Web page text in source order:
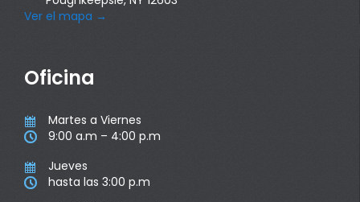
Ver el mapa →
Oficina
 Martes a Viernes
 9:00 a.m – 4:00 p.m
 Jueves
 hasta las 3:00 p.m